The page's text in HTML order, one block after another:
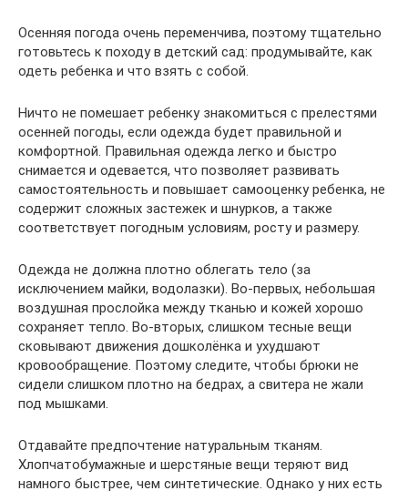
Осенняя погода очень переменчива, поэтому тщательно
готовьтесь к походу в детский сад: продумывайте, как
одеть ребенка и что взять с собой.
Ничто не помешает ребенку знакомиться с прелестями
осенней погоды, если одежда будет правильной и
комфортной. Правильная одежда легко и быстро
снимается и одевается, что позволяет развивать
самостоятельность и повышает самооценку ребенка, не
содержит сложных застежек и шнурков, а также
соответствует погодным условиям, росту и размеру.
Одежда не должна плотно облегать тело (за
исключением майки, водолазки). Во-первых, небольшая
воздушная прослойка между тканью и кожей хорошо
сохраняет тепло. Во-вторых, слишком тесные вещи
сковывают движения дошколёнка и ухудшают
кровообращение. Поэтому следите, чтобы брюки не
сидели слишком плотно на бедрах, а свитера не жали
под мышками.
Отдавайте предпочтение натуральным тканям.
Хлопчатобумажные и шерстяные вещи теряют вид
намного быстрее, чем синтетические. Однако у них есть